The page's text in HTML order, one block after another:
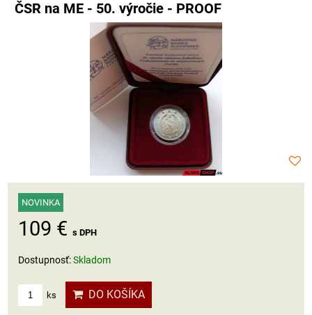
ČSR na ME - 50. výročie - PROOF
NOVINKA
109 € s DPH
Dostupnosť:Skladom
ks DO KOŠÍKA